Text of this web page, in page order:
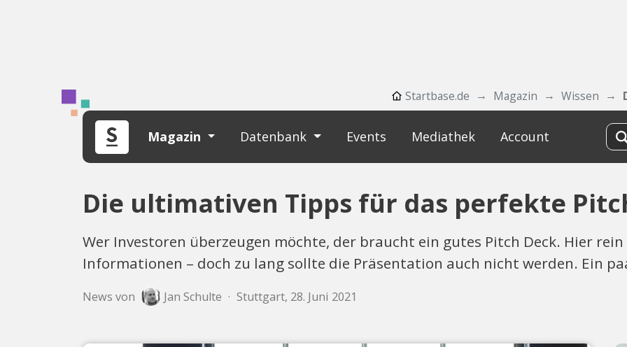
Startbase.de Magazin Wissen
Magazin Datenbank Events Mediathek Account
Die ultimativen Tipps für das perfekte
Wer Investoren überzeugen möchte, der braucht ein gutes Pitch Deck. Hier
Informationen – doch zu lang sollte die Präsentation auch nicht werden. Ein
News von Jan Schulte · Stuttgart, 28. Juni 2021